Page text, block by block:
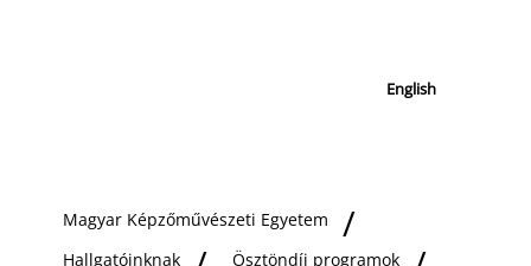
English
Magyar Képzőművészeti Egyetem
Hallgatóinknak
Ösztöndíj programok